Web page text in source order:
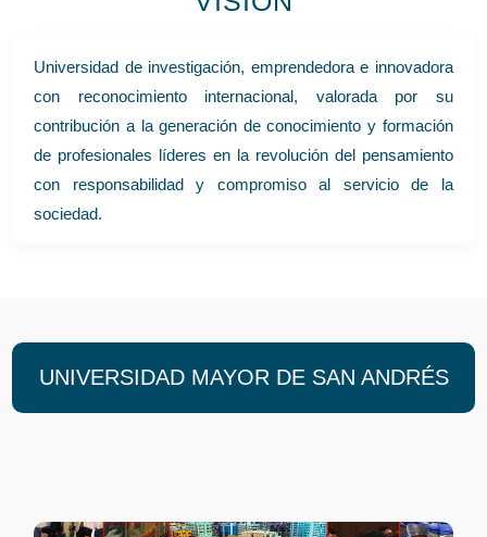
Universidad de investigación, emprendedora e innovadora
con reconocimiento internacional, valorada por su
contribución a la generación de conocimiento y formación
de profesionales líderes en la revolución del pensamiento
con responsabilidad y compromiso al servicio de la
sociedad.
UNIVERSIDAD MAYOR DE SAN ANDRÉS